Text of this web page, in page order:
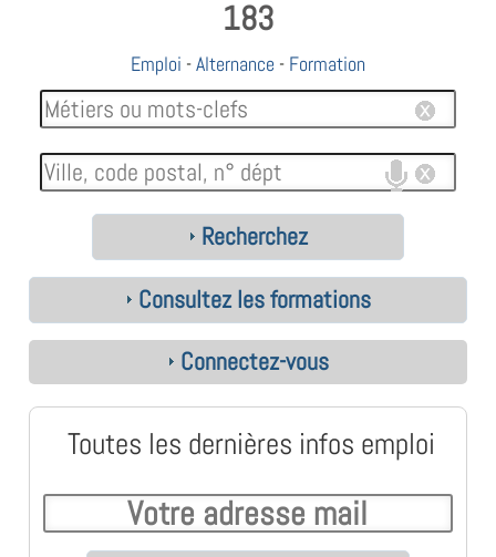
183
Emploi -Alternance - Formation
Recherchez
Consultez les formations
Connectez-vous
Toutes les dernières infos emploi